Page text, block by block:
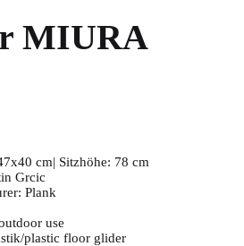
MIURA
cm| Sitzhöhe: 78 cm
Grcic
Plank
use
plastic floor glider